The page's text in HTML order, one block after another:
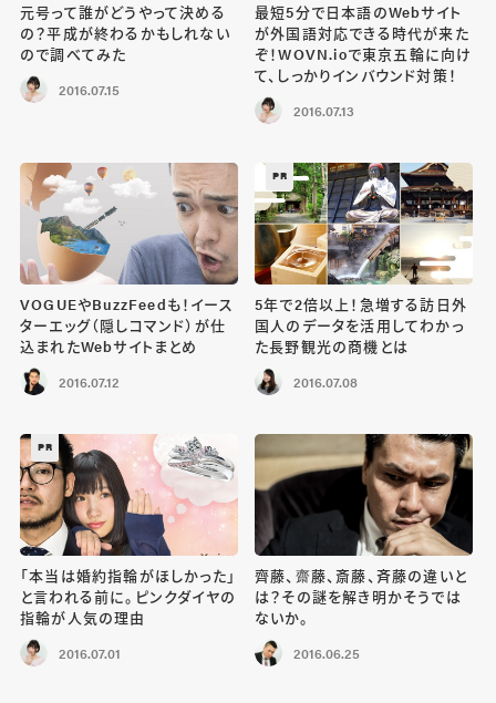
元号って誰がどうやって決める
の？平成が終わるかもしれない
ので調べてみた
2016.07.15
最短5分で日本語のWebサイト
が外国語対応できる時代が来た
ぞ！WOVN.ioで東京五輪に向け
て、しっかりインバウンド対策！
2016.07.13
VOGUEやBuzzFeedも！イース
ターエッグ（隠しコマンド）が仕
込まれたWebサイトまとめ
2016.07.12
PR
5年で2倍以上！急増する訪日外
国人のデータを活用してわかっ
た長野観光の商機とは
2016.07.08
PR
「本当は婚約指輪がほしかった」
と言われる前に。ピンクダイヤの
指輪が人気の理由
2016.07.01
齊藤、齋藤、斎藤、斉藤の違いと
は？その謎を解き明かそうでは
ないか。
2016.06.25